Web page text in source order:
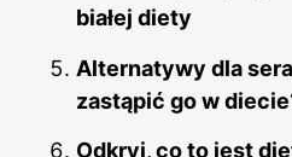
białej diety
Alternatywy dla
zastąpić go w
Odkryj, co to jest